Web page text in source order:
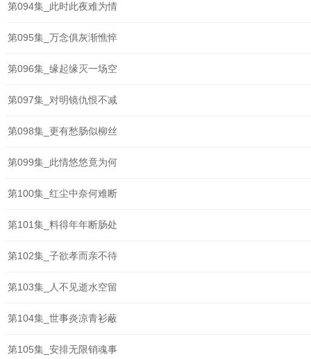
第094集_此时此夜难为情
第095集_万念俱灰渐憔悴
第096集_缘起缘灭一场空
第097集_对明镜仇恨不减
第098集_更有愁肠似柳丝
第099集_此情悠悠竟为何
第100集_红尘中奈何难断
第101集_料得年年断肠处
第102集_子欲孝而亲不待
第103集_人不见逝水空留
第104集_世事炎凉青衫蔽
第105集_安排无限销魂事